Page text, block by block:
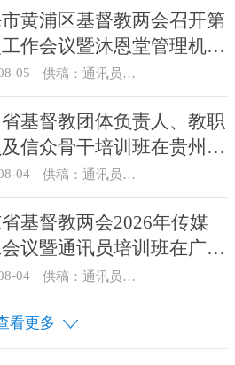
黄浦区基督教两会召开第
作会议暨沐恩堂管理机构
联席会议
05 供稿：通讯员 景健美
基督教团体负责人、教职
信众骨干培训班在贵州圣
举办
04 供稿：通讯员 杨菁
基督教两会2026年传媒
议暨通讯员培训班在广州
04 供稿：通讯员 汪浩
看更多